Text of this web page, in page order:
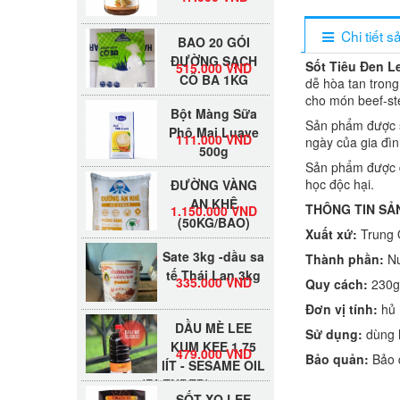
Chi tiết
Sốt Tiêu Đen
dễ hòa tan
cho món beef-
Sản phẩm
ngày của gia
Sản phẩm
học độc hại.
THÔNG TIN
Xuất xứ: Trung
Thành phần:
Quy cách: 230g
Đơn vị tính: hủ
Sử dụng: dùng
Bảo quản: Bảo
BAO 20 GÓI
ĐƯỜNG SẠCH
CÔ BA 1KG
515.000 VND
Bột Màng Sữa
Phô Mai Luave
500g
111.000 VND
ĐƯỜNG VÀNG
AN KHÊ
(50KG/BAO)
1.150.000 VND
Sate 3kg -dầu sa
tế Thái Lan 3kg
335.000 VND
DẦU MÈ LEE
KUM KEE 1.75
lÍT - SESAME OIL
(BLENDED)
479.000 VND
SỐT XO LEE